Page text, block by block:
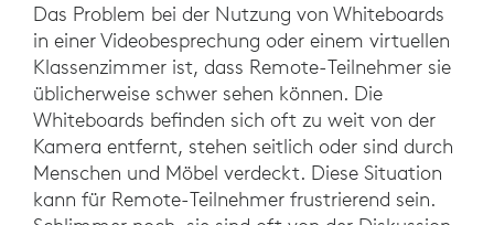
Das Problem bei der Nutzung von Whiteboards
in einer Videobesprechung oder einem virtuellen
Klassenzimmer ist, dass Remote-Teilnehmer sie
üblicherweise schwer sehen können. Die
Whiteboards befinden sich oft zu weit von der
Kamera entfernt, stehen seitlich oder sind durch
Menschen und Möbel verdeckt. Diese Situation
kann für Remote-Teilnehmer frustrierend sein.